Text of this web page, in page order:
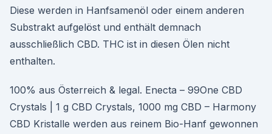
Diese werden in Hanfsamenöl oder einem anderen
Substrakt aufgelöst und enthält demnach
ausschließlich CBD. THC ist in diesen Ölen nicht
enthalten.
100% aus Österreich & legal. Enecta – 99One CBD
Crystals | 1 g CBD Crystals, 1000 mg CBD – Harmony
CBD Kristalle werden aus reinem Bio-Hanf gewonnen